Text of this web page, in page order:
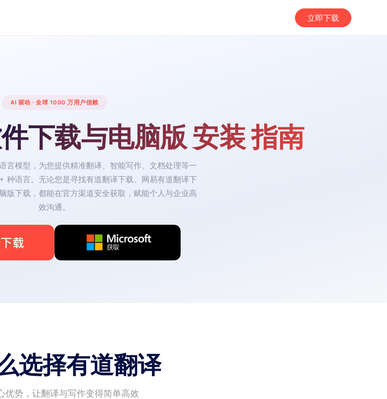
立即下载
AI 驱动 · 全球 1000 万用户信赖
下载与电脑版 安装 指南
言模型，为您提供精准翻译、智能写作、文档处理等一
种语言。无论您是寻找有道翻译下载、网易有道翻译下
版下载，都能在官方渠道安全获取，赋能个人与企业高
效沟通。
选择有道翻译
优势，让翻译与写作变得简单高效